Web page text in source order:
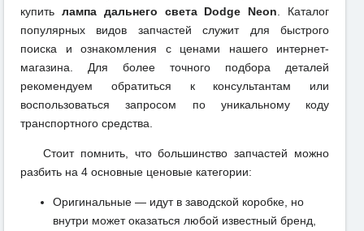
купить лампа дальнего света Dodge Neon . Каталог
популярных видов запчастей служит для быстрого
поиска и ознакомления с ценами нашего интернет-
магазина. Для более точного подбора деталей
рекомендуем обратиться к консультантам или
воспользоваться запросом по уникальному коду
транспортного средства.
Стоит помнить, что большинство запчастей можно
разбить на 4 основные ценовые категории:
Оригинальные — идут в заводской коробке, но
внутри может оказаться любой известный бренд,